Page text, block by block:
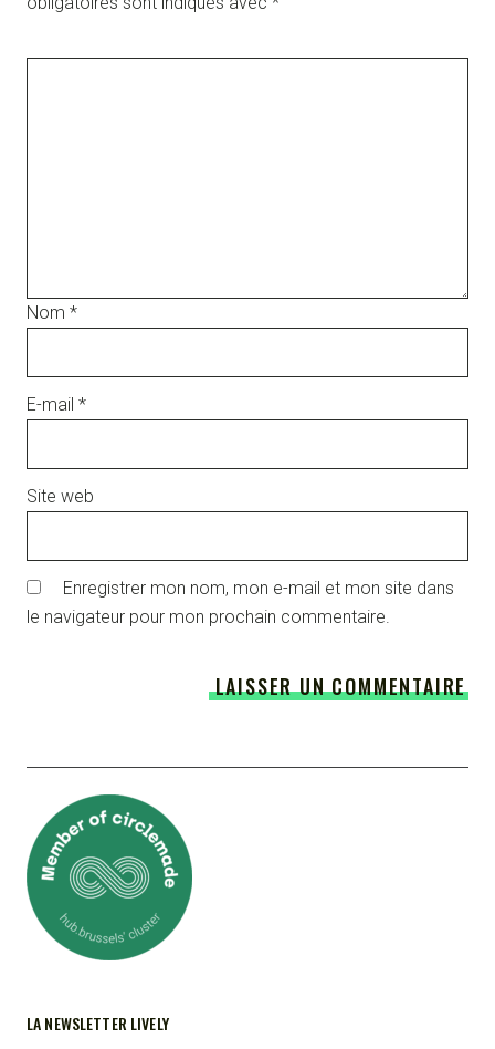
Nom *
E-mail *
Site web
Enregistrer mon nom, mon e-mail et mon site dans
le navigateur pour mon prochain commentaire.
LA NEWSLETTER LIVELY